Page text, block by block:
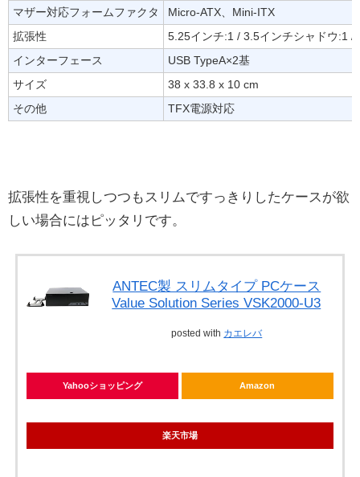
マザー対応フォームファクタ
Micro-ATX、Mini-ITX
拡張性
5.25インチ:1 / 3.5インチシャドウ:1 /
インターフェース
USB TypeA×2基
サイズ
38 x 33.8 x 10 cm
その他
TFX電源対応
拡張性を重視しつつもスリムですっきりしたケースが欲
しい場合にはピッタリです。
ANTEC製 スリムタイプ PCケース
Value Solution Series VSK2000-U3
posted with カエレバ
Yahooショッピング Amazon
楽天市場